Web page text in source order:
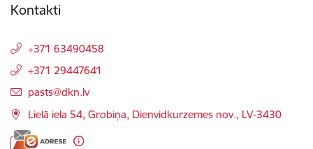
Kontakti
+371 63490458
+371 29447641
E-pasts:
pasts@dkn.lv
Lielā iela 54, Grobiņa, Dienvidkurzemes nov., LV-3430